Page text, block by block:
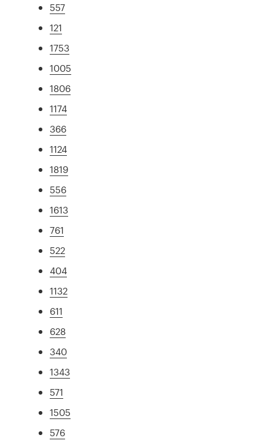
557
121
1753
1005
1806
1174
366
1124
1819
556
1613
761
522
404
1132
611
628
340
1343
571
1505
576